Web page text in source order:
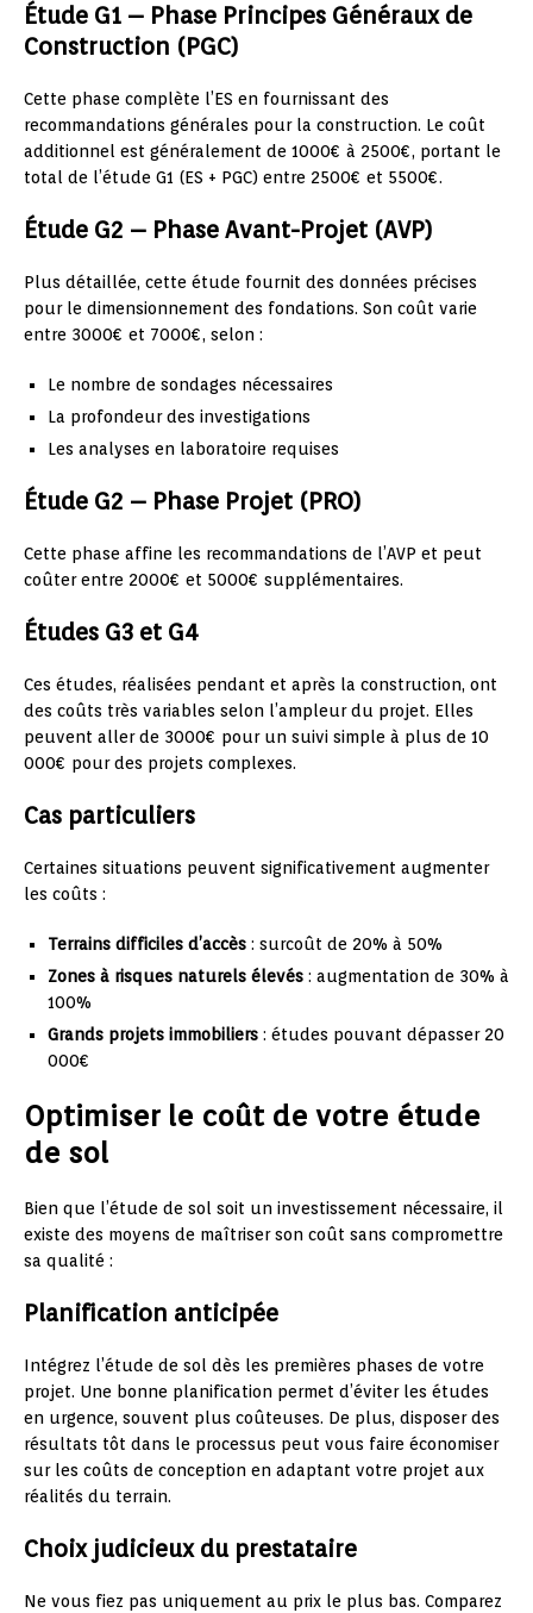
Étude G1 – Phase Principes Généraux de
Construction (PGC)
Cette phase complète l’ES en fournissant des
recommandations générales pour la construction. Le coût
additionnel est généralement de 1000€ à 2500€, portant le
total de l’étude G1 (ES + PGC) entre 2500€ et 5500€.
Étude G2 – Phase Avant-Projet (AVP)
Plus détaillée, cette étude fournit des données précises
pour le dimensionnement des fondations. Son coût varie
entre 3000€ et 7000€, selon :
Le nombre de sondages nécessaires
La profondeur des investigations
Les analyses en laboratoire requises
Étude G2 – Phase Projet (PRO)
Cette phase affine les recommandations de l’AVP et peut
coûter entre 2000€ et 5000€ supplémentaires.
Études G3 et G4
Ces études, réalisées pendant et après la construction, ont
des coûts très variables selon l’ampleur du projet. Elles
peuvent aller de 3000€ pour un suivi simple à plus de 10
000€ pour des projets complexes.
Cas particuliers
Certaines situations peuvent significativement augmenter
les coûts :
Terrains difficiles d’accès : surcoût de 20% à 50%
Zones à risques naturels élevés : augmentation de 30% à
100%
Grands projets immobiliers : études pouvant dépasser 20
000€
Optimiser le coût de votre étude
de sol
Bien que l’étude de sol soit un investissement nécessaire, il
existe des moyens de maîtriser son coût sans compromettre
sa qualité :
Planification anticipée
Intégrez l’étude de sol dès les premières phases de votre
projet. Une bonne planification permet d’éviter les études
en urgence, souvent plus coûteuses. De plus, disposer des
résultats tôt dans le processus peut vous faire économiser
sur les coûts de conception en adaptant votre projet aux
réalités du terrain.
Choix judicieux du prestataire
Ne vous fiez pas uniquement au prix le plus bas. Comparez